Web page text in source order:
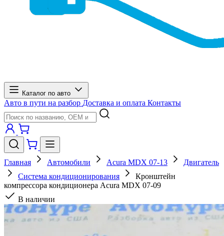
Каталог по авто
Авто в пути на разбор Доставка и оплата Контакты
Главная Автомобили Acura MDX 07-13
Двигатель
Система кондиционирования
Кронштейн
компрессора кондиционера Acura MDX 07-09
В наличии